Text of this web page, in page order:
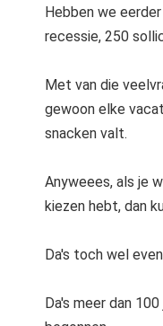
Hebben we
recessie, 250
Met van die
gewoon elke
snacken valt.
Anyweees, als je
kiezen hebt, dan
Da's toch wel
Da's meer dan